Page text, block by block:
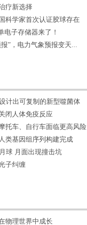
疗新选择
科学家首次认证胶球存在
电子存储器来了！
”，电力气象预报变天...
计出可复制的新型噬菌体
闭人体免疫反应
托车、自行车面临更高风险
类基因组序列构建完成
球 月面出现撞击坑
子纠缠
物理世界中成长